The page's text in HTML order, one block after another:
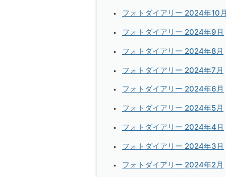
フォトダイアリー 2024年10
フォトダイアリー 2024年9月
フォトダイアリー 2024年8月
フォトダイアリー 2024年7月
フォトダイアリー 2024年6月
フォトダイアリー 2024年5月
フォトダイアリー 2024年4月
フォトダイアリー 2024年3月
フォトダイアリー 2024年2月